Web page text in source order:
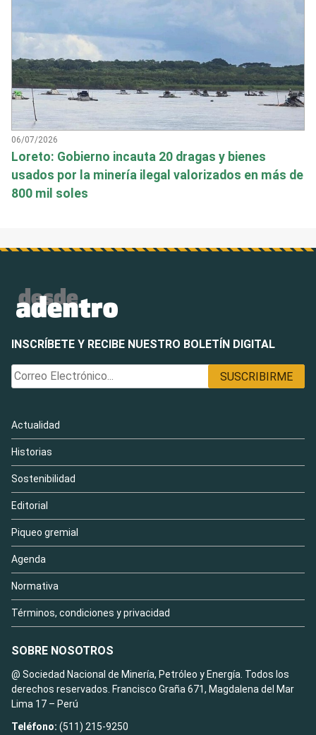
06/07/2026
Loreto: Gobierno incauta 20 dragas y bienes
usados por la minería ilegal valorizados en más de
800 mil soles
INSCRÍBETE Y RECIBE NUESTRO BOLETÍN DIGITAL
Actualidad
Historias
Sostenibilidad
Editorial
Piqueo gremial
Agenda
Normativa
Términos, condiciones y privacidad
SOBRE NOSOTROS
@ Sociedad Nacional de Minería, Petróleo y Energía. Todos los
derechos reservados. Francisco Graña 671, Magdalena del Mar
Lima 17 – Perú
Teléfono: (511) 215-9250